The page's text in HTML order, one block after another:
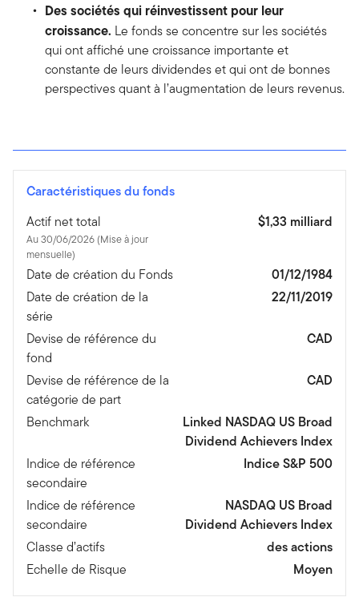
Des sociétés qui réinvestissent pour leur
croissance. Le fonds se concentre sur les sociétés
qui ont affiché une croissance importante et
constante de leurs dividendes et qui ont de bonnes
perspectives quant à l’augmentation de leurs revenus.
Caractéristiques du fonds
Actif net total
Au 30/06/2026 (Mise à jour
mensuelle)
$1,33 milliard
Date de création du Fonds
01/12/1984
Date de création de la
série
22/11/2019
Devise de référence du
fond
CAD
Devise de référence de la
catégorie de part
CAD
Benchmark
Linked NASDAQ US Broad
Dividend Achievers Index
Indice de référence
secondaire
Indice S&P 500
Indice de référence
secondaire
NASDAQ US Broad
Dividend Achievers Index
Classe d’actifs
des actions
Echelle de Risque
Moyen